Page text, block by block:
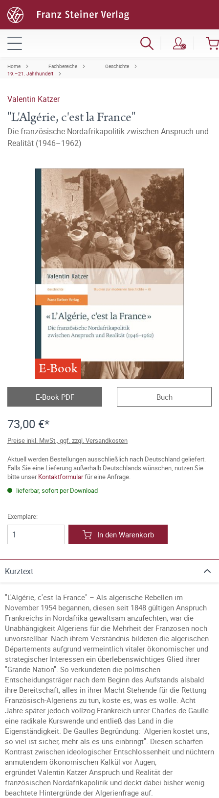
Home Fachbereiche
Geschichte
19.–21. Jahrhundert
Valentin Katzer
"L'Algérie, c'est la France"
Die französische Nordafrikapolitik zwischen Anspruch und
Realität (1946–1962)
E-Book
E-Book PDF Buch
73,00 €*
Preise inkl. MwSt., ggf. zzgl. Versandkosten
Aktuell werden Bestellungen ausschließlich nach Deutschland geliefert.
Falls Sie eine Lieferung außerhalb Deutschlands wünschen, nutzen Sie
bitte unserKontaktformularfür eine Anfrage.
lieferbar, sofort per Download
Exemplare:
In den Warenkorb
Kurztext
"L'Algérie, c'est la France" – Als algerische Rebellen im
November 1954 begannen, diesen seit 1848 gültigen Anspruch
Frankreichs in Nordafrika gewaltsam anzufechten, war die
Unabhängigkeit Algeriens für die Mehrheit der Franzosen noch
unvorstellbar. Nach ihrem Verständnis bildeten die algerischen
Départements aufgrund vermeintlich vitaler ökonomischer und
strategischer Interessen ein überlebenswichtiges Glied ihrer
"Grande Nation". So verkündeten die politischen
Entscheidungsträger nach dem Beginn des Aufstands alsbald
ihre Bereitschaft, alles in ihrer Macht Stehende für die Rettung
Französisch-Algeriens zu tun, koste es, was es wolle. Acht
Jahre später jedoch vollzog Frankreich unter Charles de Gaulle
eine radikale Kurswende und entließ das Land in die
Eigenständigkeit. De Gaulles Begründung: "Algerien kostet uns,
so viel ist sicher, mehr als es uns einbringt". Diesen scharfen
Kontrast zwischen ideologischer Entschlossenheit und nüchtern
anmutendem ökonomischen Kalkül vor Augen,
ergründet Valentin Katzer Anspruch und Realität der
französischen Nordafrikapolitik und deckt dabei bisher wenig
beachtete Hintergründe der Algerienfrage auf.